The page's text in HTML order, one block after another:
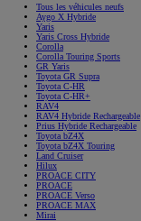
Tous les véhicules neufs
Aygo X Hybride
Yaris
Yaris Cross Hybride
Corolla
Corolla Touring Sports
GR Yaris
Toyota GR Supra
Toyota C-HR
Toyota C-HR+
RAV4
RAV4 Hybride Rechargeable
Prius Hybride Rechargeable
Toyota bZ4X
Toyota bZ4X Touring
Land Cruiser
Hilux
PROACE CITY
PROACE
PROACE Verso
PROACE MAX
Mirai